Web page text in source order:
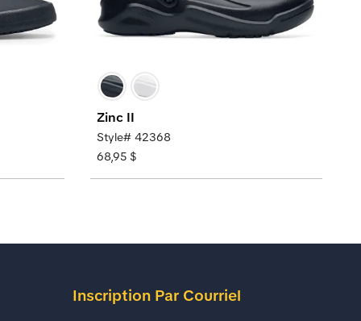
Zinc II
Style# 42368
68,95 $
Inscription Par Courriel